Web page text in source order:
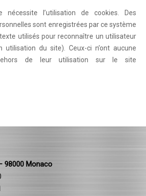
nécessite l’utilisation de cookies. Des
sont enregistrées par ce système
utilisés pour reconnaître un utilisateur
du site). Ceux-ci n’ont aucune
de leur utilisation sur le site
98000 Monaco